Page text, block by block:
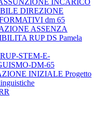
INCARICO
DIREZIONE
dm 65
ASSENZA
RUP DS Pamela
STEM-E-
DM-65
INIZIALE Progetto